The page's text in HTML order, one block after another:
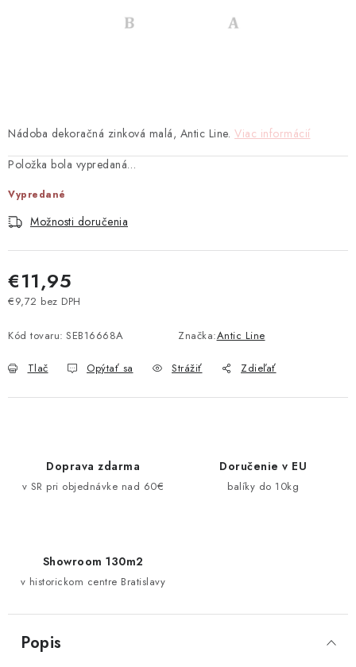
BLANC MARICLO´
DARČEKOVÉ POUKÁŽKY
ZNAČKY
Ako nakupovať
Návod na údržbu nábytku
Reklamačný poriadok
Pravidlá zliav a akcií
Katalógy Moja objednávka
Nádoba dekoračná zinková malá, Antic Line. Viac informácií
Položka bola vypredaná…
Vypredané
Možnosti doručenia
€11,95
€9,72 bez DPH
Kód tovaru: SEB16668A Značka:Antic Line
Tlač Opýtať sa Strážiť Zdieľať
Doprava zdarma
v SR pri objednávke nad 60€
Doručenie v EU
balíky do 10kg
Showroom 130m2
v historickom centre Bratislavy
Popis